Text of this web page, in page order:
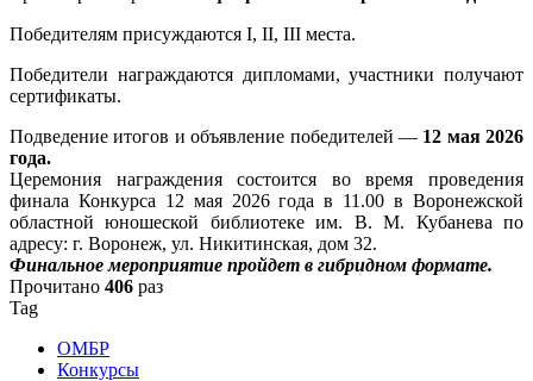
Победителям присуждаются I, II, III места.
Победители награждаются дипломами, участники получают
сертификаты.
Подведение итогов и объявление победителей — 12 мая 2026
года.
Церемония награждения состоится во время проведения
финала Конкурса 12 мая 2026 года в 11.00 в Воронежской
областной юношеской библиотеке им. В. М. Кубанева по
адресу: г. Воронеж, ул. Никитинская, дом 32.
Финальное мероприятие пройдет в гибридном формате.
Прочитано 406 раз
Tag
ОМБР
Конкурсы